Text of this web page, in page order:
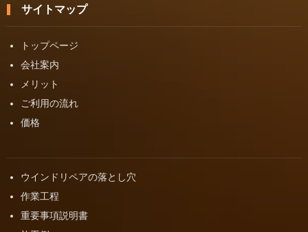
サイトマップ
トップページ
会社案内
メリット
ご利用の流れ
価格
ウインドリペアの落とし穴
作業工程
重要事項説明書